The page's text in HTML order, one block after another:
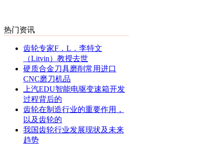
热门资讯
齿轮专家F．L．李特文
（Litvin）教授去世
硬质合金刀具磨削常用进口
CNC磨刀机品
上汽EDU智能电驱变速箱开发
过程背后的
齿轮在制造行业的重要作用，
以及齿轮的
我国齿轮行业发展现状及未来
趋势